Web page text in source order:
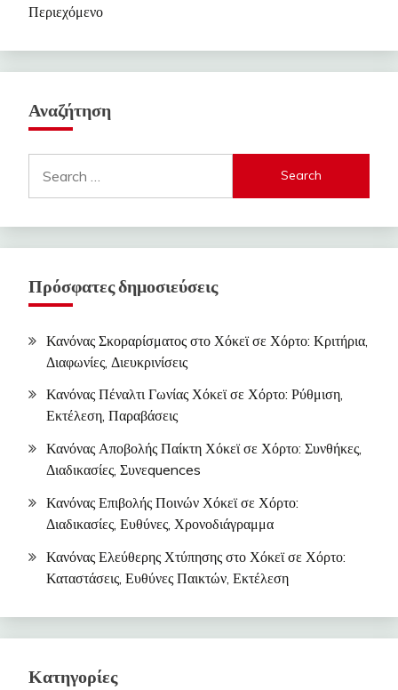
Περιεχόμενο
Αναζήτηση
for:
Πρόσφατες δημοσιεύσεις
Κανόνας Σκοραρίσματος στο Χόκεϊ σε Χόρτο: Κριτήρια,
Διαφωνίες, Διευκρινίσεις
Κανόνας Πέναλτι Γωνίας Χόκεϊ σε Χόρτο: Ρύθμιση,
Εκτέλεση, Παραβάσεις
Κανόνας Αποβολής Παίκτη Χόκεϊ σε Χόρτο: Συνθήκες,
Διαδικασίες, Συνεquences
Κανόνας Επιβολής Ποινών Χόκεϊ σε Χόρτο:
Διαδικασίες, Ευθύνες, Χρονοδιάγραμμα
Κανόνας Ελεύθερης Χτύπησης στο Χόκεϊ σε Χόρτο:
Καταστάσεις, Ευθύνες Παικτών, Εκτέλεση
Κατηγορίες